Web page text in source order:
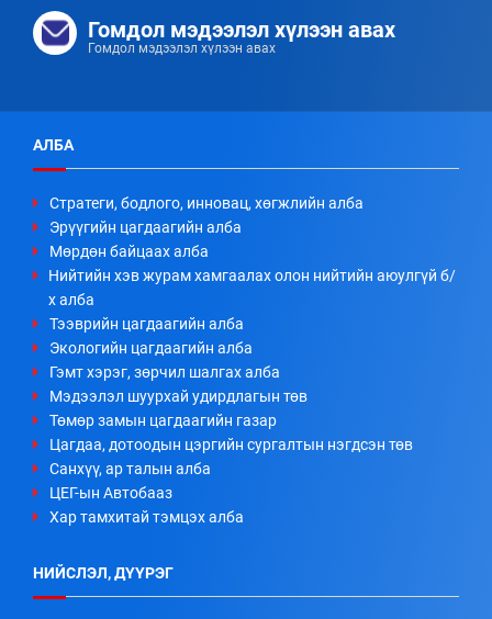
Гомдол мэдээлэл хүлээн авах
Гомдол мэдээлэл хүлээн авах
АЛБА
Стратеги, бодлого, инновац, хөгжлийн алба
Эрүүгийн цагдаагийн алба
Мөрдөн байцаах алба
Нийтийн хэв журам хамгаалах олон нийтийн аюулгүй б/
х алба
Тээврийн цагдаагийн алба
Экологийн цагдаагийн алба
Гэмт хэрэг, зөрчил шалгах алба
Мэдээлэл шуурхай удирдлагын төв
Төмөр замын цагдаагийн газар
Цагдаа, дотоодын цэргийн сургалтын нэгдсэн төв
Санхүү, ар талын алба
ЦЕГ-ын Автобааз
Хар тамхитай тэмцэх алба
НИЙСЛЭЛ, ДҮҮРЭГ